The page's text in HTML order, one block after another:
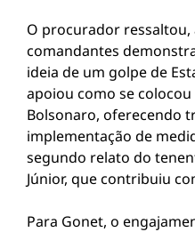
O procurador ressaltou,
comandantes
ideia de um golpe de
apoiou como se
Bolsonaro, oferecendo
implementação de
segundo relato do
Júnior, que contribuiu
Para Gonet, o